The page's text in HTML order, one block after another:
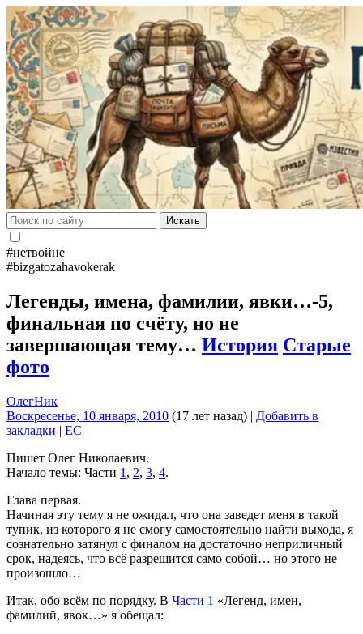
Искать
#нетвойне
#bizgatozahavokerak
Легенды, имена, фамилии, явки…-5,
финальная по счёту, но не
завершающая тему… История Старые
фото
ОлегНик
Воскресенье, 10 января, 2010 (17 лет назад) | Добавить в
закладки | EC
Пишет Олег Николаевич.
Начало темы: Части 1 , 2, 3, 4.
Глава первая.
Начиная эту тему я не ожидал, что она заведет меня в такой
тупик, из которого я не смогу самостоятельно найти выхода, я
сознательно затянул с финалом на достаточно неприличный
срок, надеясь, что всё разрешится само собой… но этого не
произошло…
Итак, обо всём по порядку. В Части 1 «Легенд, имен,
фамилий, явок…» я обещал: